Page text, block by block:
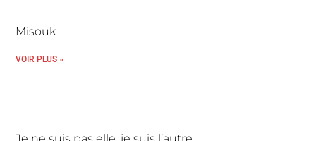
Misouk
VOIR PLUS »